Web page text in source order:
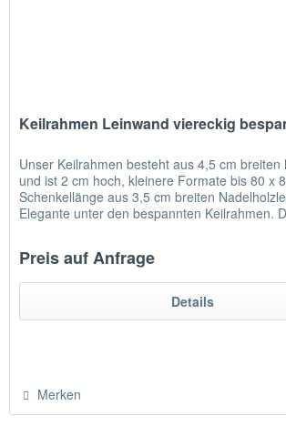
Keilrahmen Leinwand viereckig
Unser Keilrahmen besteht aus 4,5 cm breiten
und ist 2 cm hoch, kleinere Formate bis 80 x
Schenkellänge aus 3,5 cm breiten
Elegante unter den bespannten Keilrahmen.
Preis auf Anfrage
Details
Merken